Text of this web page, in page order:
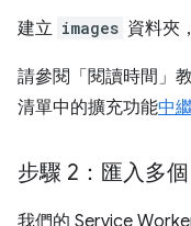
建立 images 資料夾
請參閱「閱讀時間」
清單中的擴充功能中
步驟 2：匯入多
我們的 Service